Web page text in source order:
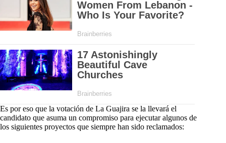
Es por eso que la votación de La Guajira se la llevará el
candidato que asuma un compromiso para ejecutar algunos de
los siguientes proyectos que siempre han sido reclamados: